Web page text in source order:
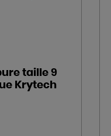
taille 9
Krytech